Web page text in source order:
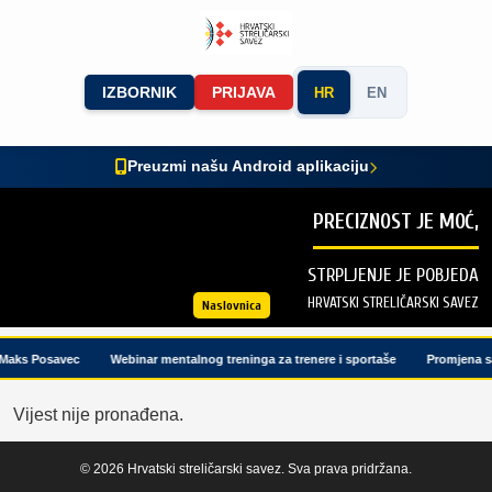
IZBORNIK PRIJAVA HR EN
Preuzmi našu Android aplikaciju
PRECIZNOST JE MOĆ,
STRPLJENJE JE POBJEDA
HRVATSKI STRELIČARSKI SAVEZ
Naslovnica
Posavec Webinar mentalnog treninga za trenere i sportaše Promjena
Vijest nije pronađena.
© 2026 Hrvatski streličarski savez. Sva prava pridržana.